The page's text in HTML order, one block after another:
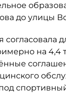
до улицы
на 4,4